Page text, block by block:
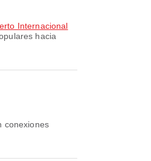
Internacional
hacia
conexiones